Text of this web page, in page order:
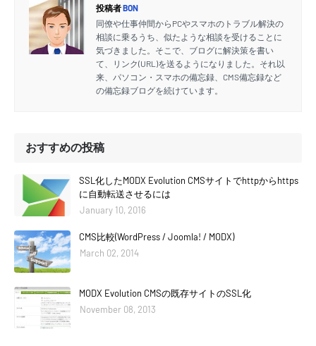
投稿者BON
同僚や仕事仲間からPCやスマホのトラブル解決の
相談に乗るうち、似たような相談を受けることに
気づきました。そこで、ブログに解決策を書い
て、リンク(URL)を送るようになりました。それ以
来、パソコン・スマホの備忘録、CMS備忘録など
の備忘録ブログを続けています。
おすすめの投稿
SSL化したMODX Evolution CMSサイトでhttpからhttps
に自動転送させるには
January 10, 2016
CMS比較(WordPress / Joomla! / MODX)
March 02, 2014
MODX Evolution CMSの既存サイトのSSL化
November 08, 2013